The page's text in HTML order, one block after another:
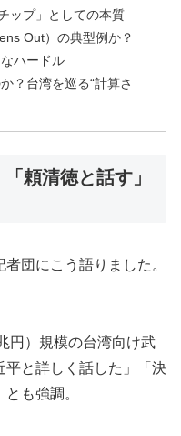
ップ」としての本質
Out）の典型例か？
ハードル
？台湾を巡る“計算さ
頼清徳と話す」
団にこう語りました。
円）規模の台湾向け武
平と詳しく話した」「決
も強調。